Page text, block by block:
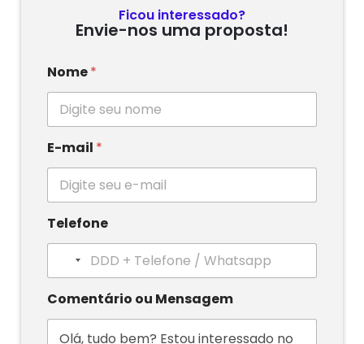
Ficou interessado?
Envie-nos uma proposta!
Nome*
E-mail *
Telefone
o
c
o
u
n
Comentário ou Mensagem